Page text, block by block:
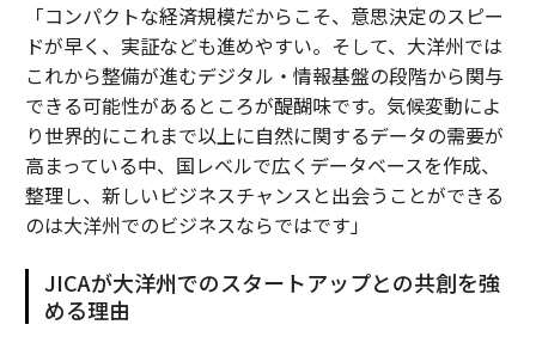
「コンパクトな経済規模だからこそ、意思決定のスピー
ドが早く、実証なども進めやすい。そして、大洋州では
これから整備が進むデジタル・情報基盤の段階から関与
できる可能性があるところが醍醐味です。気候変動によ
り世界的にこれまで以上に自然に関するデータの需要が
高まっている中、国レベルで広くデータベースを作成、
整理し、新しいビジネスチャンスと出会うことができる
のは大洋州でのビジネスならではです」
JICAが大洋州でのスタートアップとの共創を強
める理由